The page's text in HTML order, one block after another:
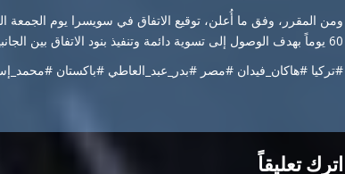
60 يوماً بهدف الوصول إلى تسوية دائمة وتنفيذ بنود الاتفاق بين الجانبين.
#تركيا #هاكان_فيدان #مصر #بدر_عبد_العاطي #باكستان
اترك تعليقاً